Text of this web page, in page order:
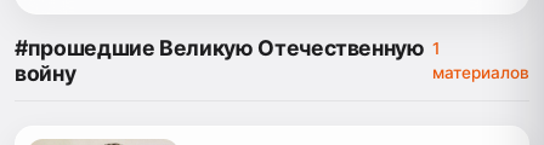
#прошедшие Великую Отечественную
войну
1
материалов